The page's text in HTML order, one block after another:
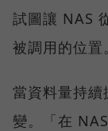
試圖讓 NAS
被調用的位置。
當資料量持
變。「在